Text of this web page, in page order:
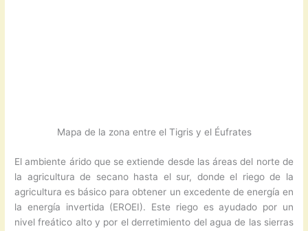
Mapa de la zona entre el Tigris y el Éufrates
El ambiente árido que se extiende desde las áreas del norte de
la agricultura de secano hasta el sur, donde el riego de la
agricultura es básico para obtener un excedente de energía en
la energía invertida (EROEI). Este riego es ayudado por un
nivel freático alto y por el derretimiento del agua de las sierras